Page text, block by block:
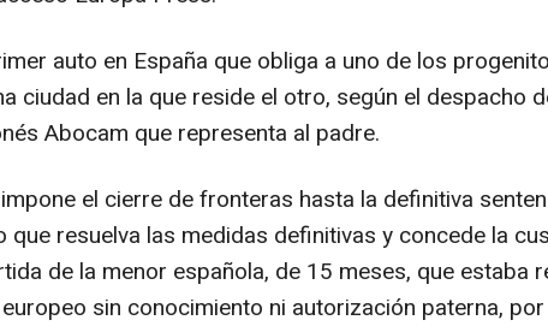
auto en España que obliga a uno de los
ciudad en la que reside el otro, según el despacho
Abocam que representa al padre.
el cierre de fronteras hasta la definitiva
que resuelva las medidas definitivas y concede la
de la menor española, de 15 meses, que estaba
sin conocimiento ni autorización paterna,